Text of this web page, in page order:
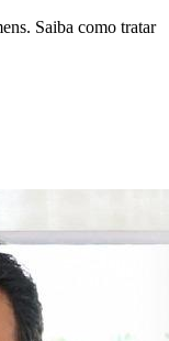
Saiba como tratar